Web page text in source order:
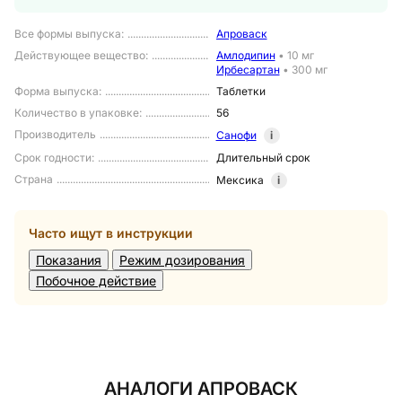
Все формы выпуска:
Апроваск
Действующее вещество: Амлодипин• 10 мг
Ирбесартан• 300 мг
Форма выпуска:
Таблетки
Количество в упаковке:
56
Производитель
Санофи
i
Срок годности:
Длительный срок
Страна
Мексика i
Часто ищут в инструкции
Показания
Режим дозирования
Побочное действие
АНАЛОГИ АПРОВАСК